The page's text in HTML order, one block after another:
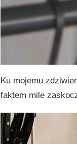
Ku mojemu
faktem mile